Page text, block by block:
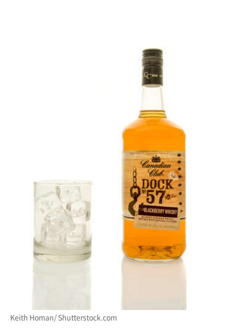
Keith Homan/ Shutterstock.com